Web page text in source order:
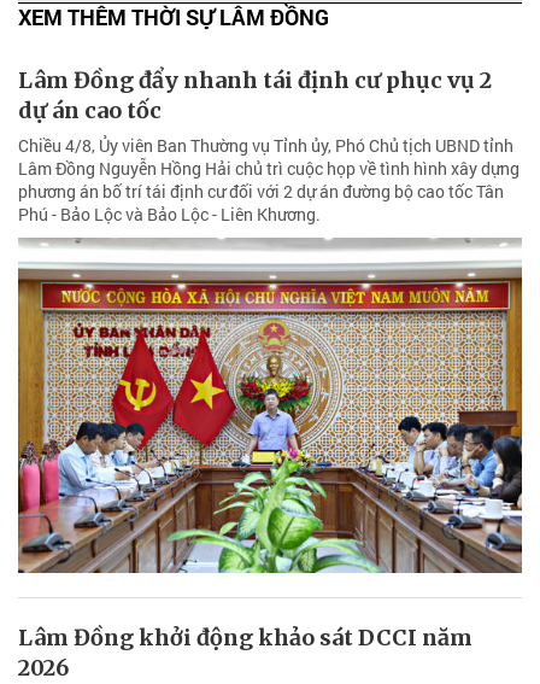
XEM THÊM THỜI SỰ LÂM ĐỒNG
Lâm Đồng đẩy nhanh tái định cư phục vụ 2
dự án cao tốc
Chiều 4/8, Ủy viên Ban Thường vụ Tỉnh ủy, Phó Chủ tịch UBND tỉnh
Lâm Đồng Nguyễn Hồng Hải chủ trì cuộc họp về tình hình xây dựng
phương án bố trí tái định cư đối với 2 dự án đường bộ cao tốc Tân
Phú - Bảo Lộc và Bảo Lộc - Liên Khương.
Lâm Đồng khởi động khảo sát DCCI năm
2026